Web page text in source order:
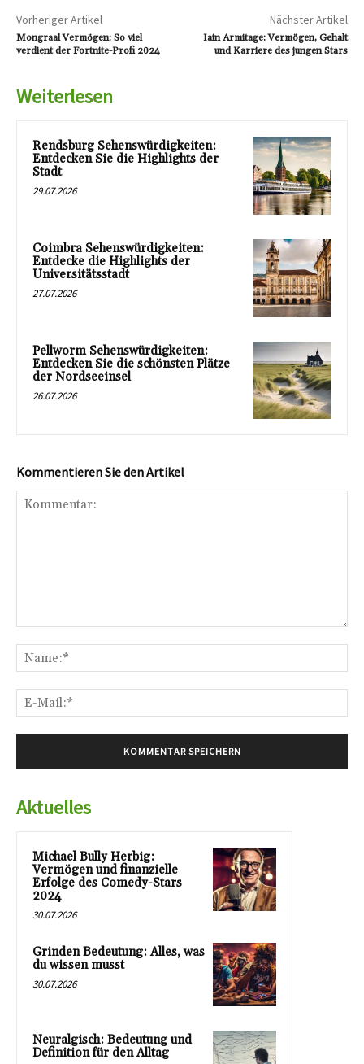
Vorheriger Artikel
Mongraal Vermögen: So viel
verdient der Fortnite-Profi 2024
Nächster Artikel
Iain Armitage: Vermögen, Gehalt
und Karriere des jungen Stars
Weiterlesen
Rendsburg Sehenswürdigkeiten:
Entdecken Sie die Highlights der
Stadt
29.07.2026
Coimbra Sehenswürdigkeiten:
Entdecke die Highlights der
Universitätsstadt
27.07.2026
Pellworm Sehenswürdigkeiten:
Entdecken Sie die schönsten Plätze
der Nordseeinsel
26.07.2026
Kommentieren Sie den Artikel
Aktuelles
Michael Bully Herbig:
Vermögen und finanzielle
Erfolge des Comedy-Stars
2024
30.07.2026
Grinden Bedeutung: Alles, was
du wissen musst
30.07.2026
Neuralgisch: Bedeutung und
Definition für den Alltag